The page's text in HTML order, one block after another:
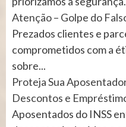
Atenção – Golpe do
Prezados clientes e
comprometidos com a
sobre...
Proteja Sua
Descontos e
Aposentados do INSS